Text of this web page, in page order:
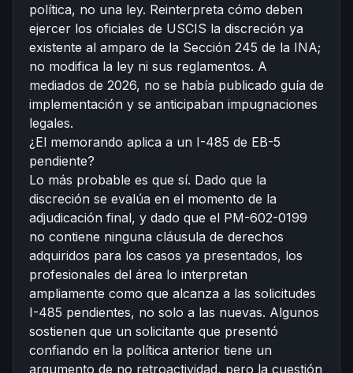
política, no una ley. Reinterpreta cómo deben
ejercer los oficiales de USCIS la discreción ya
existente al amparo de la Sección 245 de la INA;
no modifica la ley ni sus reglamentos. A
mediados de 2026, no se había publicado guía de
implementación y se anticipaban impugnaciones
legales.
¿El memorando aplica a un I-485 de EB-5
pendiente?
Lo más probable es que sí. Dado que la
discreción se evalúa en el momento de la
adjudicación final, y dado que el PM-602-0199
no contiene ninguna cláusula de derechos
adquiridos para los casos ya presentados, los
profesionales del área lo interpretan
ampliamente como que alcanza a las solicitudes
I-485 pendientes, no solo a las nuevas. Algunos
sostienen que un solicitante que presentó
confiando en la política anterior tiene un
argumento de no retroactividad, pero la cuestión